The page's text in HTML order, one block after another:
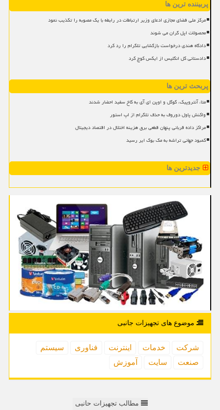
پربیننده ترین ها
مرکز ملی فضای مجازی ادعای وزیر ارتباطات در رابطه با یک مصوبه را تکذیب نمود
محصولات اپل گران می شوند
دادگاه هندی درخواست بازگشایی تلگرام را رد کرد
دادستانی کل انگلیس از ایکس کوچ کرد
پربحث ترین ها
متا، آنتروپیک، گوگل و اوپن ای آی به کاخ سفید احضار شدند
واکنش پاول دوروف به حذف تلگرام از اپ استور
مراکز داده قربانی پنهان قطعی برق هزینه اختلال در اقتصاد دیجیتال
کمبود جهانی تراشه به مک بوک ایر رسید
جدیدترین ها
موضوع های تجهیزات جانبی
شركت خدمات اینترنت فناوری
سیستم
صنعت
سایت آموزش
مطالب تجهیزات حانبی